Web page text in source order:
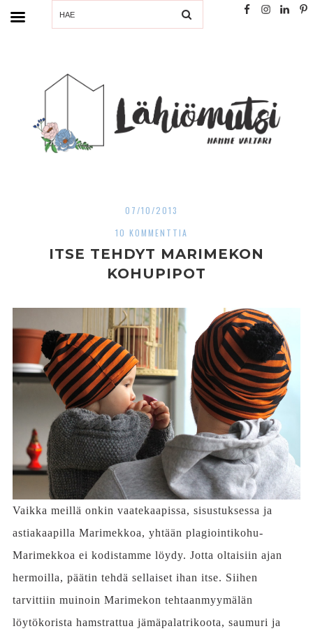
SEARCH
07/10/2013
10 KOMMENTTIA
ITSE TEHDYT MARIMEKON
KOHUPIPOT
Vaikka meillä onkin vaatekaapissa, sisustuksessa ja
astiakaapilla Marimekkoa, yhtään plagiointikohu-
Marimekkoa ei kodistamme löydy. Jotta oltaisiin ajan
hermoilla, päätin tehdä sellaiset ihan itse. Siihen
tarvittiin muinoin Marimekon tehtaanmyymälän
löytökorista hamstrattua jämäpalatrikoota, saumuri ja